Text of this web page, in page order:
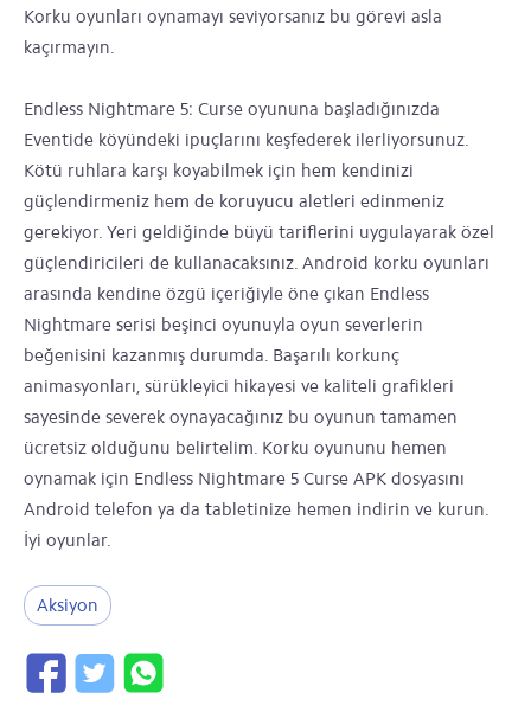
Korku oyunları oynamayı seviyorsanız bu görevi asla
kaçırmayın.
Endless Nightmare 5: Curse oyununa başladığınızda
Eventide köyündeki ipuçlarını keşfederek ilerliyorsunuz.
Kötü ruhlara karşı koyabilmek için hem kendinizi
güçlendirmeniz hem de koruyucu aletleri edinmeniz
gerekiyor. Yeri geldiğinde büyü tariflerini uygulayarak özel
güçlendiricileri de kullanacaksınız. Android korku oyunları
arasında kendine özgü içeriğiyle öne çıkan Endless
Nightmare serisi beşinci oyunuyla oyun severlerin
beğenisini kazanmış durumda. Başarılı korkunç
animasyonları, sürükleyici hikayesi ve kaliteli grafikleri
sayesinde severek oynayacağınız bu oyunun tamamen
ücretsiz olduğunu belirtelim. Korku oyununu hemen
oynamak için Endless Nightmare 5 Curse APK dosyasını
Android telefon ya da tabletinize hemen indirin ve kurun.
İyi oyunlar.
Aksiyon